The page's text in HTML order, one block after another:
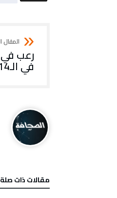
رعب في
في الـ14 تطعن ثلاثة أشخاص
‫مقالات ذات صلة‬